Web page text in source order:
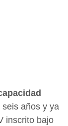
años y ya
inscrito bajo